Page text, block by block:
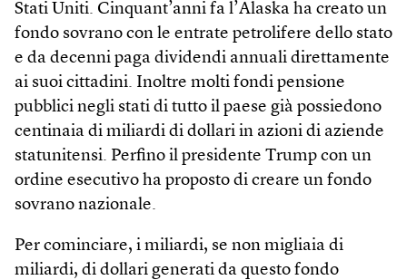
Stati Uniti. Cinquant’anni fa l’Alaska ha creato un
fondo sovrano con le entrate petrolifere dello stato
e da decenni paga dividendi annuali direttamente
ai suoi cittadini. Inoltre molti fondi pensione
pubblici negli stati di tutto il paese già possiedono
centinaia di miliardi di dollari in azioni di aziende
statunitensi. Perfino il presidente Trump con un
ordine esecutivo ha proposto di creare un fondo
sovrano nazionale.
Per cominciare, i miliardi, se non migliaia di
miliardi, di dollari generati da questo fondo